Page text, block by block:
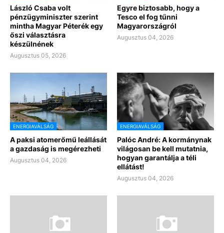
László Csaba volt
pénzügyminiszter szerint
mintha Magyar Péterék egy
őszi választásra
készülnének
Augusztus 05, 2026
Egyre biztosabb, hogy a
Tesco el fog tűnni
Magyarországról
Augusztus 04, 2026
ENERGIAVÁLSÁG
A paksi atomerőmű leállását
a gazdaság is megérezheti
Augusztus 04, 2026
ENERGIAVÁLSÁG
Palóc André: A kormánynak
világosan be kell mutatnia,
hogyan garantálja a téli
ellátást!
Augusztus 04, 2026